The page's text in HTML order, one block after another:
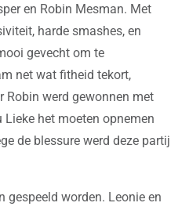
en Robin Mesman. Met
harde smashes, en
gevecht om te
net wat fitheid tekort,
Robin werd gewonnen met
Lieke het moeten opnemen
de blessure werd deze partij
gespeeld worden. Leonie en